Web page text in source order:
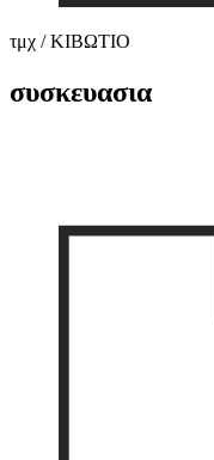
τμχ / ΚΙΒΩΤΙΟ
συσκευασια